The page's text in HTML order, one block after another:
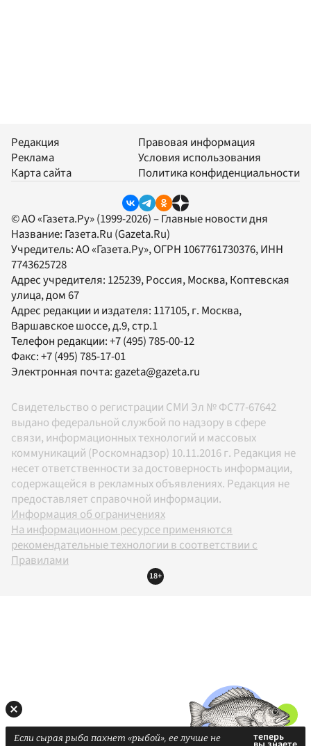
Редакция
Реклама
Карта сайта
Правовая информация
Условия использования
Политика конфиденциальности
© АО «Газета.Ру» (1999-2026) – Главные новости дня
Название: Газета.Ru (Gazeta.Ru)
Учредитель:АО «Газета.Ру», ОГРН 1067761730376, ИНН
7743625728
Адрес учредителя: 125239, Россия, Москва, Коптевская
улица, дом 67
Адрес редакции и издателя: 117105, г. Москва,
Варшавское шоссе, д.9, стр.1
Телефон редакции:+7 (495) 785-00-12
Факс:+7 (495) 785-17-01
Электронная почта:gazeta@gazeta.ru
Свидетельство о регистрации СМИ Эл № ФС77-67642
выдано федеральной службой по надзору в сфере
связи, информационных технологий и массовых
коммуникаций (Роскомнадзор) 10.11.2016 г. Редакция не
несет ответственности за достоверность информации,
содержащейся в рекламных объявлениях. Редакция не
предоставляет справочной информации.
Информация об ограничениях
На информационном ресурсе применяются
рекомендательные технологии в соответствии с
Правилами
18+
Если сырая рыба пахнет «рыбой», ее лучше не